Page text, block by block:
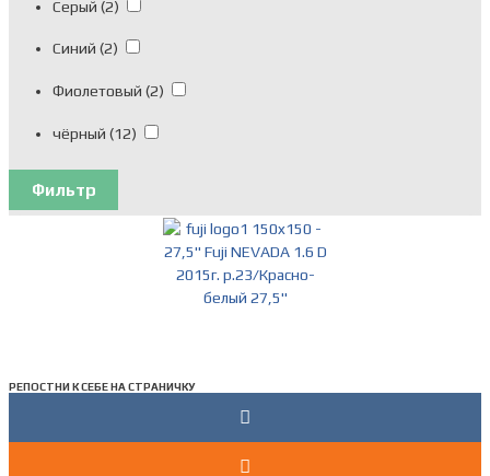
Серый (2)
Синий (2)
Фиолетовый (2)
чёрный (12)
Фильтр
РЕПОСТНИ К СЕБЕ НА СТРАНИЧКУ